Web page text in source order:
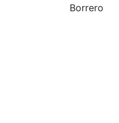
Borrero